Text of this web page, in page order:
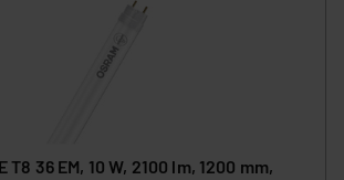
T8 36 EM, 10 W, 2100 lm, 1200 mm,